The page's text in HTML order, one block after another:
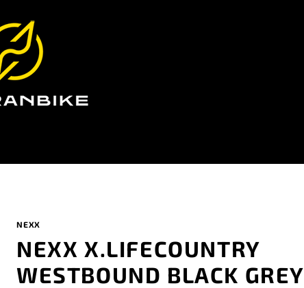
NEXX
NEXX X.LIFECOUNTRY
WESTBOUND BLACK GREY